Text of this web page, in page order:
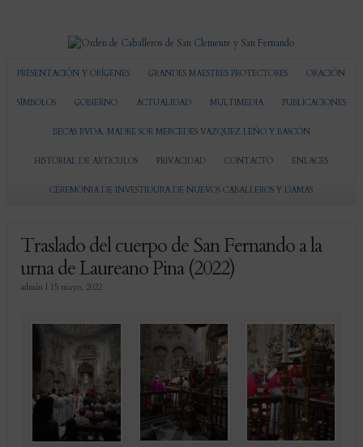
PRESENTACIÓN Y ORÍGENES GRANDES MAESTRES PROTECTORES ORACIÓN
SÍMBOLOS GOBIERNO ACTUALIDAD MULTIMEDIA PUBLICACIONES
BECAS RVDA. MADRE SOR MERCEDES VAZQUEZ LEÑO Y BASCÓN
HISTORIAL DE ARTICULOS PRIVACIDAD CONTACTO ENLACES
CEREMONIA DE INVESTIDURA DE NUEVOS CABALLEROS Y DAMAS
Traslado del cuerpo de San Fernando a la
urna de Laureano Pina (2022)
admin | 15 mayo, 2022